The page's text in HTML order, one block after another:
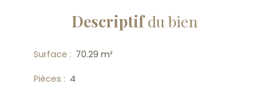
Descriptifdu bien
Surface : 70.29 m²
Pièces : 4